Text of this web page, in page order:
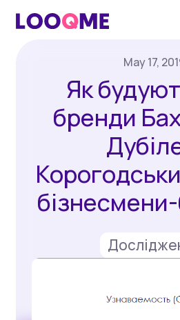
May 17,
Як
бренди